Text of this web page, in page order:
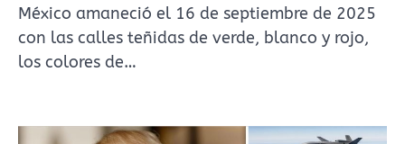
México amaneció el 16 de septiembre de 2025
con las calles teñidas de verde, blanco y rojo,
los colores de…